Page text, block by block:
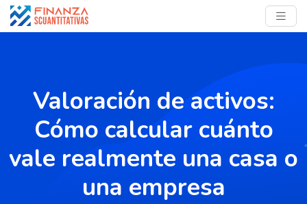
Valoración de activos:
Cómo calcular cuánto
vale realmente una casa o
una empresa